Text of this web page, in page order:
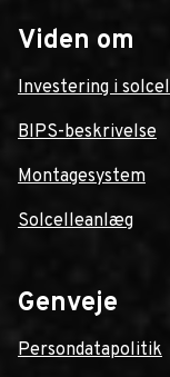
Viden om
Investering i
BIPS-beskrivelse
Montagesystem
Solcelleanlæg
Genveje
Persondatapolitik